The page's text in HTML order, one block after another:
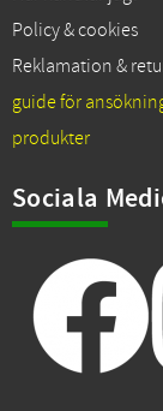
Policy & cookies
Reklamation &
guide för
produkter
Sociala